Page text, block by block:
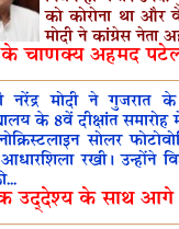
को कोरोना था और
मोदी ने कांग्रेस नेता
के चाणक्य अहमद
नरेंद्र मोदी ने गुजरात
के 8वें दीक्षांत
सोलर
रखी। उन्होंने
उद्देश्य के साथ आगे